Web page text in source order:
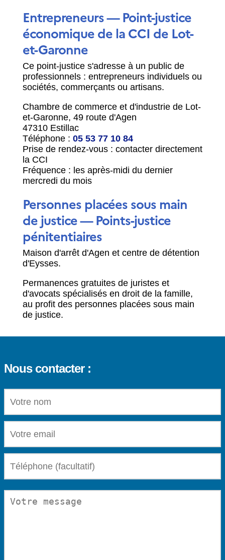
Entrepreneurs — Point-justice
économique de la CCI de Lot-
et-Garonne
Ce point-justice s'adresse à un public de
professionnels : entrepreneurs individuels ou
sociétés, commerçants ou artisans.
Chambre de commerce et d'industrie de Lot-
et-Garonne, 49 route d'Agen
47310 Estillac
Téléphone : 05 53 77 10 84
Prise de rendez-vous : contacter directement
la CCI
Fréquence : les après-midi du dernier
mercredi du mois
Personnes placées sous main
de justice — Points-justice
pénitentiaires
Maison d'arrêt d'Agen et centre de détention
d'Eysses.
Permanences gratuites de juristes et
d'avocats spécialisés en droit de la famille,
au profit des personnes placées sous main
de justice.
Nous contacter :
VOTRE NOM (OBLIGATOIRE)
VOTRE EMAIL (OBLIGATOIRE)
TÉLÉPHONE (FACULTATIF)
VOTRE MESSAGE (OBLIGATOIRE)